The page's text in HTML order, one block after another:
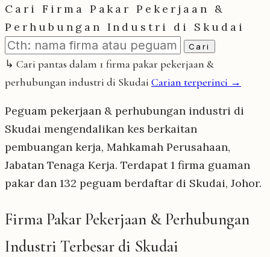
Cari Firma Pakar Pekerjaan &
Perhubungan Industri di Skudai
Cari
↳ Cari pantas dalam 1 firma pakar pekerjaan &
perhubungan industri di Skudai Carian terperinci →
Peguam pekerjaan & perhubungan industri di
Skudai mengendalikan kes berkaitan
pembuangan kerja, Mahkamah Perusahaan,
Jabatan Tenaga Kerja. Terdapat 1 firma guaman
pakar dan 132 peguam berdaftar di Skudai, Johor.
Firma Pakar Pekerjaan & Perhubungan
Industri Terbesar di Skudai